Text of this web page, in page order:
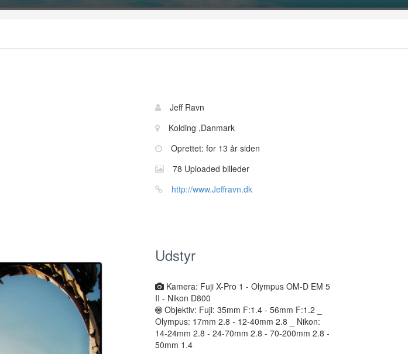
Bruger
information
Navn:
Jeff Ravn
Sted:
Kolding ,Danmark
Oprettet: for 13 år siden
78 Uploaded billeder
Website:
http://www.Jeffravn.dk
Udstyr
Kamera: Fuji X-Pro 1 - Olympus OM-D EM 5
II - Nikon D800
Objektiv: Fuji: 35mm F:1.4 - 56mm F:1.2 _
Olympus: 17mm 2.8 - 12-40mm 2.8 _ Nikon:
14-24mm 2.8 - 24-70mm 2.8 - 70-200mm 2.8 -
50mm 1.4